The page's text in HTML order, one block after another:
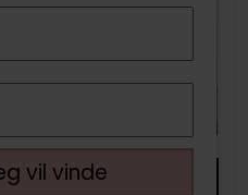
vil vinde